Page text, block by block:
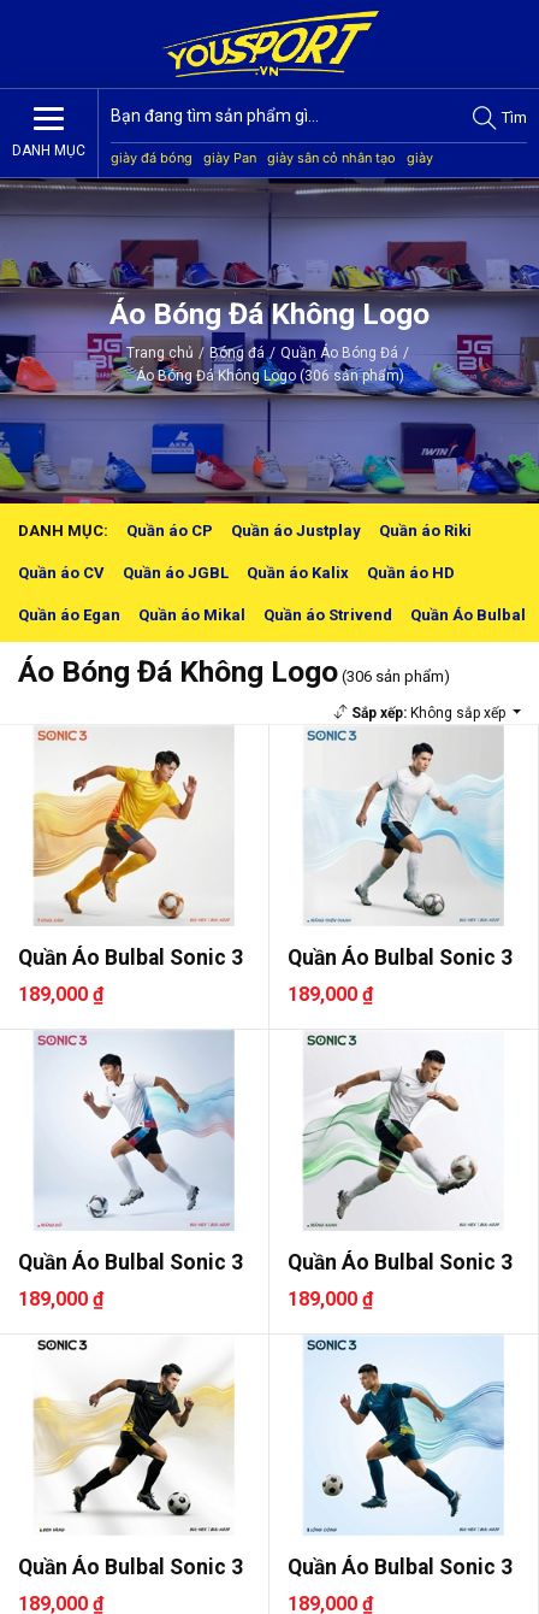
DANH MỤC
Tìm
giày đá bóng giày Pan giày sân cỏ nhân tạo
giày
Jogarbola
giày Mitre giày Akka quần áo bóng đá
giày
Áo Bóng Đá Không Logo
Trang chủ / Bóng đá / Quần Áo Bóng Đá /
Áo Bóng Đá Không Logo (306 sản phẩm)
DANH MỤC: Quần áo CP Quần áo Justplay Quần áo Riki
Quần áo CV Quần áo JGBL Quần áo Kalix Quần áo HD
Quần áo Egan Quần áo Mikal Quần áo Strivend Quần Áo Bulbal
Áo Bóng Đá Không Logo (306 sản phẩm)
Sắp xếp:Không sắp xếp
Quần Áo Bulbal Sonic 3
189,000 ₫
Quần Áo Bulbal Sonic 3
189,000 ₫
Quần Áo Bulbal Sonic 3
189,000 ₫
Quần Áo Bulbal Sonic 3
189,000 ₫
Quần Áo Bulbal Sonic 3
189,000 ₫
Quần Áo Bulbal Sonic 3
189,000 ₫